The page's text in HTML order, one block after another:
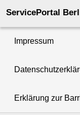
ServicePortal
Impressum
Erklärung zur